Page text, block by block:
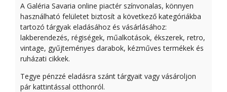
A Galéria Savaria online piactér színvonalas, könnyen
használható felületet biztosít a következő kategóriákba
tartozó tárgyak eladásához és vásárlásához:
lakberendezés, régiségek, műalkotások, ékszerek, retro,
vintage, gyűjteményes darabok, kézműves termékek és
ruházati cikkek.
Tegye pénzzé eladásra szánt tárgyait vagy vásároljon
pár kattintással otthonról.